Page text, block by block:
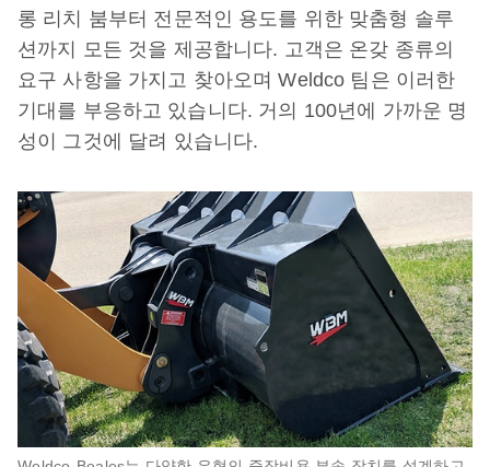
롱 리치 붐부터 전문적인 용도를 위한 맞춤형 솔루
션까지 모든 것을 제공합니다. 고객은 온갖 종류의
요구 사항을 가지고 찾아오며 Weldco 팀은 이러한
기대를 부응하고 있습니다. 거의 100년에 가까운 명
성이 그것에 달려 있습니다.